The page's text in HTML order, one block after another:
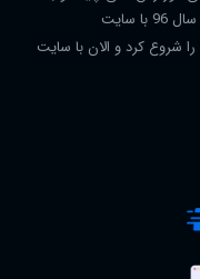
شروع کرد و الان با سایت